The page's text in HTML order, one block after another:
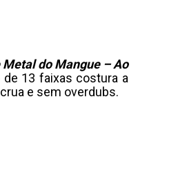
Metal do Mangue – Ao
13 faixas costura a
e sem overdubs.